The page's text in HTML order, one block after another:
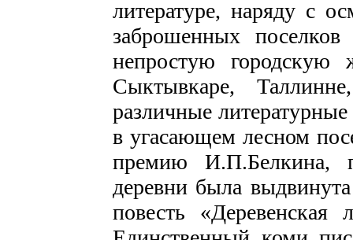
литературе, наряду с
заброшенных
непростую городскую
Сыктывкаре,
различные
в угасающем лесном
премию И.П.Белкина,
деревни была
повесть